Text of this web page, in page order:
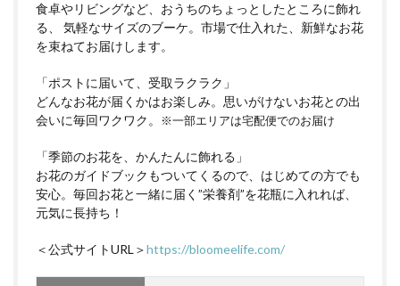
食卓やリビングなど、おうちのちょっとしたところに飾れ
る、 気軽なサイズのブーケ。市場で仕入れた、新鮮なお花
を束ねてお届けします。
「ポストに届いて、受取ラクラク」
どんなお花が届くかはお楽しみ。思いがけないお花との出
会いに毎回ワクワク。
※一部エリアは宅配便でのお届け
「季節のお花を、かんたんに飾れる」
お花のガイドブックもついてくるので、はじめての方でも
安心。毎回お花と一緒に届く”栄養剤”を花瓶に入れれば、
元気に長持ち！
＜公式サイトURL＞https://bloomeelife.com/